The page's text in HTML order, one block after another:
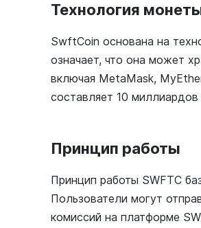
Технология
SwftCoin основана на
означает, что она может
включая MetaMask,
составляет 10 миллиардов
Принцип работы
Принцип работы SWFTC
Пользователи могут
комиссий на платформе